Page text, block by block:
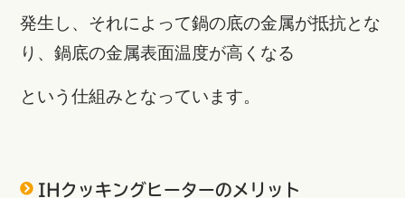
発生し、それによって鍋の底の金属が抵抗とな
り、鍋底の金属表面温度が高くなる
という仕組みとなっています。
IHクッキングヒーターのメリット